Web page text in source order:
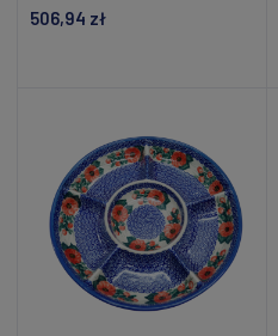
506,94 zł